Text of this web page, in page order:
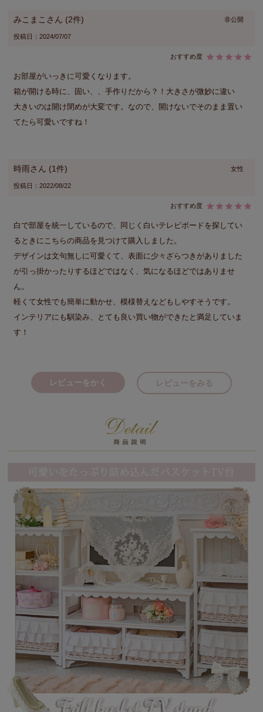
みこまこ 2 非公開
投稿日 2024/07/07
お部屋がいっきに可愛くなります。
箱が開ける時に、固い、、手作りだから？！大きさが微妙に違い
大きいのは開け閉めが大変です。なので、開けないでそのまま置い
てたら可愛いですね！
時雨 1 女性
投稿日 2022/08/22
白で部屋を統一しているので、同じく白いテレビボードを探してい
るときにこちらの商品を見つけて購入しました。
デザインは文句無しに可愛くて、表面に少々ざらつきがありました
が引っ掛かったりするほどではなく、気になるほどではありませ
ん。
軽くて女性でも簡単に動かせ、模様替えなどもしやすそうです。
インテリアにも馴染み、とても良い買い物ができたと満足していま
す！
レビューをかく レビューをみる